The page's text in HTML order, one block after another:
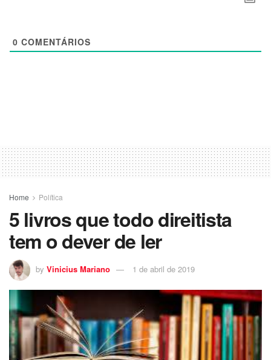
0 COMENTÁRIOS
Home Política
5 livros que todo direitista
tem o dever de ler
by Vinicius Mariano 1 de abril de 2019